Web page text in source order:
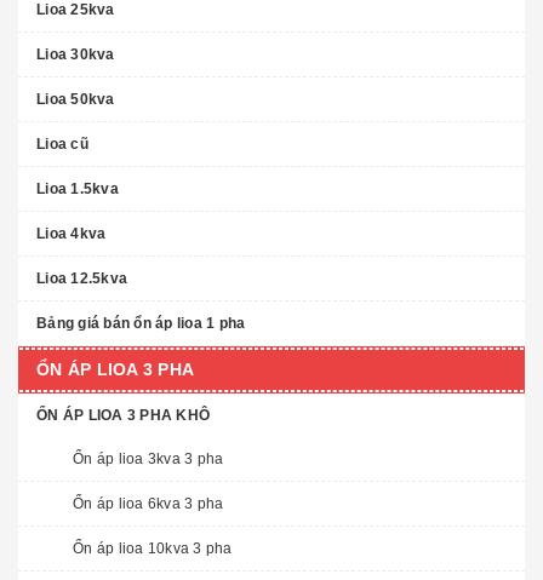
Lioa 25kva
Lioa 30kva
Lioa 50kva
Lioa cũ
Lioa 1.5kva
Lioa 4kva
Lioa 12.5kva
Bảng giá bán ổn áp lioa 1 pha
ỔN ÁP LIOA 3 PHA
ỔN ÁP LIOA 3 PHA KHÔ
Ổn áp lioa 3kva 3 pha
Ổn áp lioa 6kva 3 pha
Ổn áp lioa 10kva 3 pha